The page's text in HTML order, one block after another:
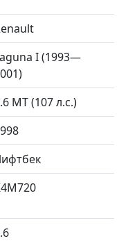
I (1993—
MT (107 л.с.)